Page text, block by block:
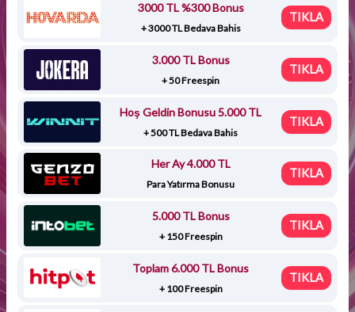
3000 TL %300 Bonus
+ 3000 TL Bedava Bahis
TIKLA
3.000 TL Bonus
+ 50 Freespin
TIKLA
Hoş Geldin Bonusu 5.000 TL
+ 500 TL Bedava Bahis
TIKLA
Her Ay 4.000 TL
Para Yatırma Bonusu
TIKLA
5.000 TL Bonus
+ 150 Freespin
TIKLA
Toplam 6.000 TL Bonus
+ 100 Freespin
TIKLA